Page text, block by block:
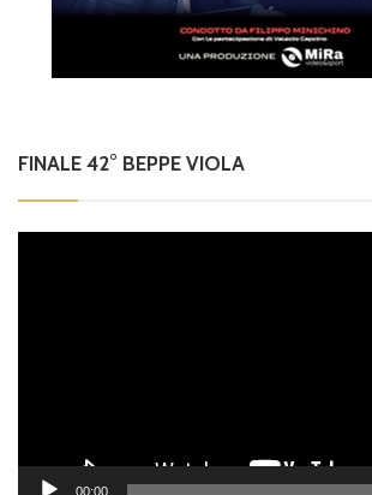
FINALE 42° BEPPE VIOLA
00:00